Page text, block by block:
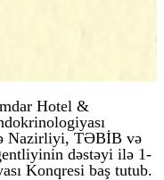
Hotel &
Nazirliyi, TƏBİB və
dəstəyi ilə 1-
Konqresi baş tutub.